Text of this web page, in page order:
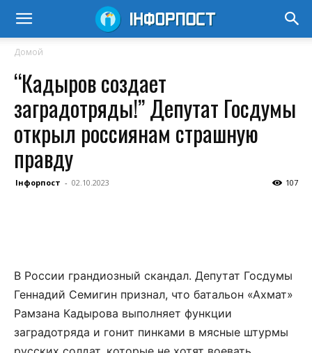
Домой
“Кадыров создает
заградотряды!” Депутат Госдумы
открыл россиянам страшную
правду
Інфорпост - 02.10.2023 107
В России грандиозный скандал. Депутат Госдумы
Геннадий Семигин признал, что батальон «Ахмат»
Рамзана Кадырова выполняет функции
заградотряда и гонит пинками в мясные штурмы